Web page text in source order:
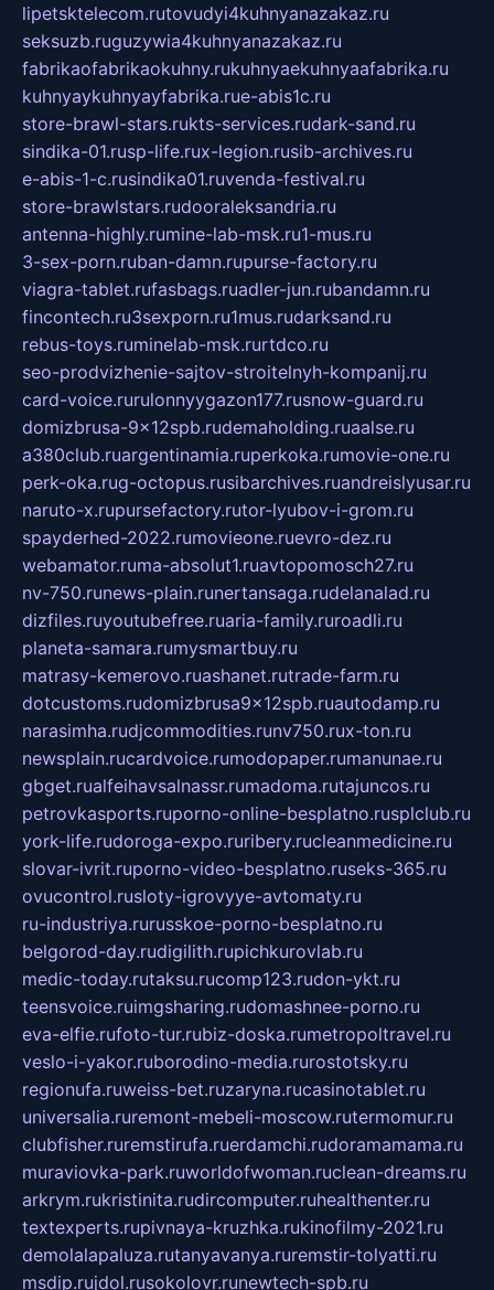
lipetsktelecom.rutovudyi4kuhnyanazakaz.ru
seksuzb.ruguzywia4kuhnyanazakaz.ru
fabrikaofabrikaokuhny.rukuhnyaekuhnyaafabrika.ru
kuhnyaykuhnyayfabrika.rue-abis1c.ru
store-brawl-stars.rukts-services.rudark-sand.ru
sindika-01.rusp-life.rux-legion.rusib-archives.ru
e-abis-1-c.rusindika01.ruvenda-festival.ru
store-brawlstars.rudooraleksandria.ru
antenna-highly.rumine-lab-msk.ru1-mus.ru
3-sex-porn.ruban-damn.rupurse-factory.ru
viagra-tablet.rufasbags.ruadler-jun.rubandamn.ru
fincontech.ru3sexporn.ru1mus.rudarksand.ru
rebus-toys.ruminelab-msk.rurtdco.ru
seo-prodvizhenie-sajtov-stroitelnyh-kompanij.ru
card-voice.rurulonnyygazon177.rusnow-guard.ru
domizbrusa-9x12spb.rudemaholding.ruaalse.ru
a380club.ruargentinamia.ruperkoka.rumovie-one.ru
perk-oka.rug-octopus.rusibarchives.ruandreislyusar.ru
naruto-x.rupursefactory.rutor-lyubov-i-grom.ru
spayderhed-2022.rumovieone.ruevro-dez.ru
webamator.ruma-absolut1.ruavtopomosch27.ru
nv-750.runews-plain.runertansaga.rudelanalad.ru
dizfiles.ruyoutubefree.ruaria-family.ruroadli.ru
planeta-samara.rumysmartbuy.ru
matrasy-kemerovo.ruashanet.rutrade-farm.ru
dotcustoms.rudomizbrusa9x12spb.ruautodamp.ru
narasimha.rudjcommodities.runv750.rux-ton.ru
newsplain.rucardvoice.rumodopaper.rumanunae.ru
gbget.rualfeihavsalnassr.rumadoma.rutajuncos.ru
petrovkasports.ruporno-online-besplatno.rusplclub.ru
york-life.rudoroga-expo.ruribery.rucleanmedicine.ru
slovar-ivrit.ruporno-video-besplatno.ruseks-365.ru
ovucontrol.rusloty-igrovyye-avtomaty.ru
ru-industriya.rurusskoe-porno-besplatno.ru
belgorod-day.rudigilith.rupichkurovlab.ru
medic-today.rutaksu.rucomp123.rudon-ykt.ru
teensvoice.ruimgsharing.rudomashnee-porno.ru
eva-elfie.rufoto-tur.rubiz-doska.rumetropoltravel.ru
veslo-i-yakor.ruborodino-media.rurostotsky.ru
regionufa.ruweiss-bet.ruzaryna.rucasinotablet.ru
universalia.ruremont-mebeli-moscow.rutermomur.ru
clubfisher.ruremstirufa.ruerdamchi.rudoramamama.ru
muraviovka-park.ruworldofwoman.ruclean-dreams.ru
arkrym.rukristinita.rudircomputer.ruhealthenter.ru
textexperts.rupivnaya-kruzhka.rukinofilmy-2021.ru
demolalapaluza.rutanyavanya.ruremstir-tolyatti.ru
msdip.rujdol.rusokolovr.runewtech-spb.ru